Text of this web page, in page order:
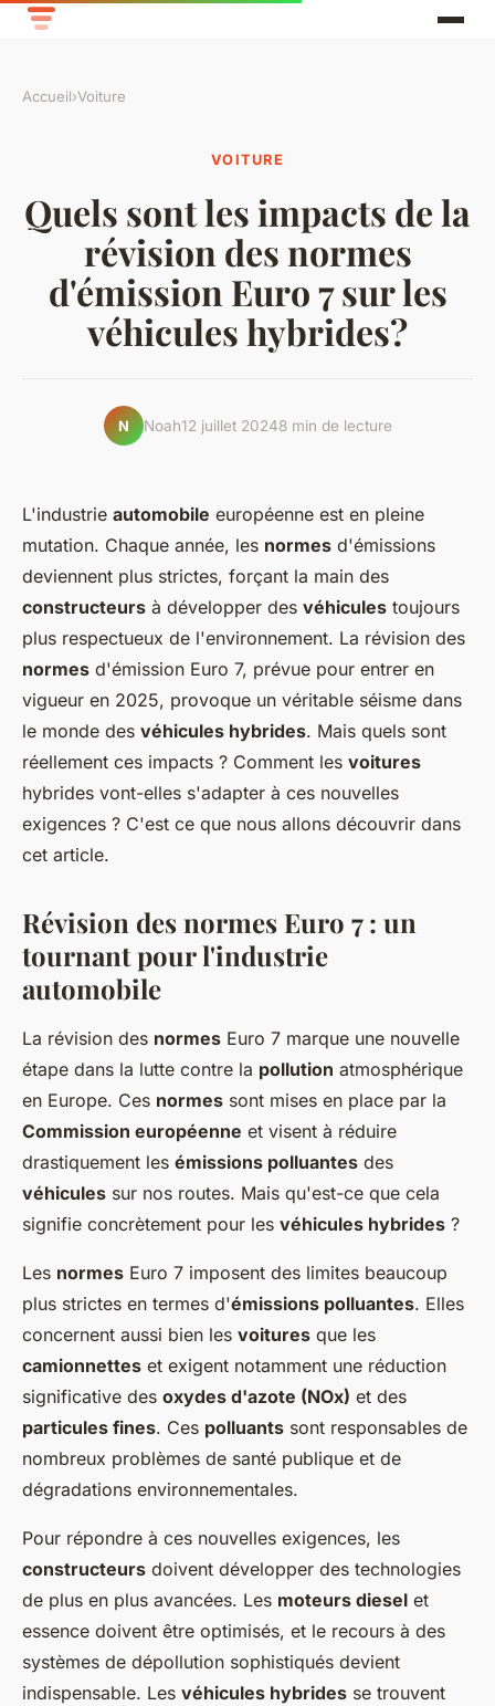
Accueil›Voiture
VOITURE
Quels sont les impacts de la
révision des normes
d'émission Euro 7 sur les
véhicules hybrides?
N Noah12 juillet 20248 min de lecture
L'industrie automobile européenne est en pleine
mutation. Chaque année, les normes d'émissions
deviennent plus strictes, forçant la main des
constructeurs à développer des véhicules toujours
plus respectueux de l'environnement. La révision des
normes d'émission Euro 7, prévue pour entrer en
vigueur en 2025, provoque un véritable séisme dans
le monde des véhicules hybrides. Mais quels sont
réellement ces impacts ? Comment les voitures
hybrides vont-elles s'adapter à ces nouvelles
exigences ? C'est ce que nous allons découvrir dans
cet article.
Révision des normes Euro 7 : un
tournant pour l'industrie
automobile
La révision des normes Euro 7 marque une nouvelle
étape dans la lutte contre la pollution atmosphérique
en Europe. Ces normes sont mises en place par la
Commission européenne et visent à réduire
drastiquement les émissions polluantes des
véhicules sur nos routes. Mais qu'est-ce que cela
signifie concrètement pour les véhicules hybrides ?
Les normes Euro 7 imposent des limites beaucoup
plus strictes en termes d'émissions polluantes. Elles
concernent aussi bien les voitures que les
camionnettes et exigent notamment une réduction
significative des oxydes d'azote (NOx) et des
particules fines. Ces polluants sont responsables de
nombreux problèmes de santé publique et de
dégradations environnementales.
Pour répondre à ces nouvelles exigences, les
constructeurs doivent développer des technologies
de plus en plus avancées. Les moteurs diesel et
essence doivent être optimisés, et le recours à des
systèmes de dépollution sophistiqués devient
indispensable. Les véhicules hybrides se trouvent